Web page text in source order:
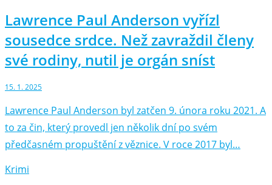
Lawrence Paul Anderson vyřízl
sousedce srdce. Než zavraždil členy
své rodiny, nutil je orgán sníst
15. 1. 2025
Lawrence Paul Anderson byl zatčen 9. února roku 2021. A
to za čin, který provedl jen několik dní po svém
předčasném propuštění z věznice. V roce 2017 byl…
Krimi